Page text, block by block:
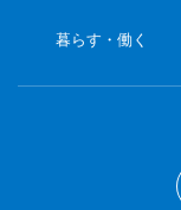
暮らす・働く